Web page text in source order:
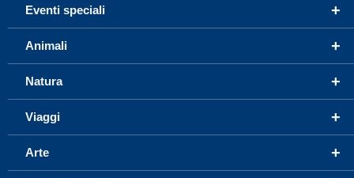
+
Eventi speciali
+
Animali
+
Natura
+
Viaggi
+
Arte